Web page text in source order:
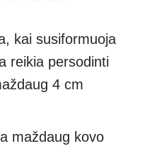
kai susiformuoja
reikia persodinti
4 cm
maždaug kovo